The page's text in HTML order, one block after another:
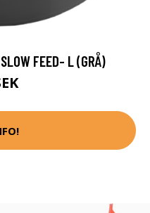
FEED- L (GRÅ)